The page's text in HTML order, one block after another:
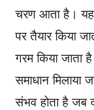
चरण आता है। यह
पर तैयार किया
गरम किया जाता
समाधान मिलाया
संभव होता है जब